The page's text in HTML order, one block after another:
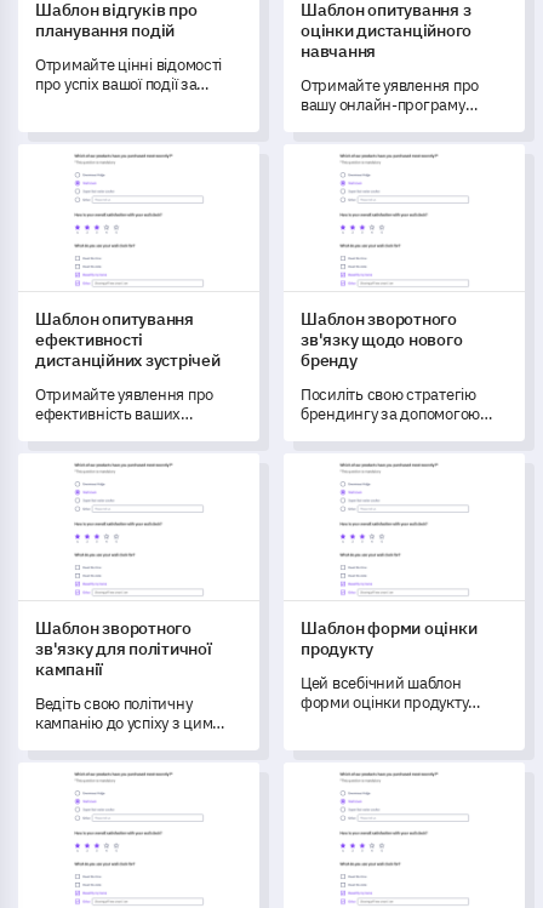
Шаблон відгуків про
планування подій
Отримайте цінні відомості
про успіх вашої події за
опитування, розробленого
для вивчення досвіду та
задоволеності учасників.
Шаблон опитування з
оцінки дистанційного
навчання
Отримайте уявлення про
вашу онлайн-програму
шаблону опитування з
оцінки дистанційного
навчання.
Шаблон опитування ефективності дистанційних зустрічей
Шаблон опитування
ефективності
дистанційних зустрічей
Отримайте уявлення про
ефективність ваших
допомогою цього
детального шаблону
опитування.
Шаблон зворотного
Шаблон зворотного
зв'язку щодо нового
бренду
Посиліть свою стратегію
брендингу за допомогою
шаблону, призначеного для
збору цінних відгуків про
вашу нову концепцію
бренду.
Шаблон зворотного зв'язку для політичної кампанії
Шаблон зворотного
зв'язку для політичної
кампанії
Ведіть свою політичну
кампанію до успіху з цим
зворотного зв'язку.
Шаблон форми оцінки
Шаблон форми оцінки
продукту
Цей всебічний шаблон
форми оцінки продукту
задоволеність користувачів
та функціональність
продукту.
Шаблон опитування для оцінки особистості бренду
Шаблон відгуку на заявку